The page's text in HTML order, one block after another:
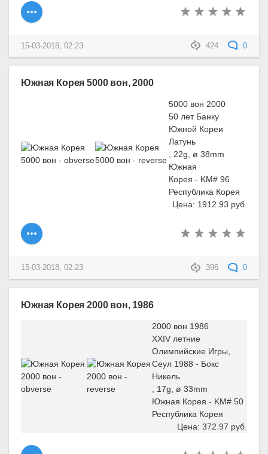
424 0
15-03-2018, 02:23
Южная Корея 5000 вон, 2000
5000 вон 2000
50 лет Банку
Южной Кореи
Латунь
, 22g, ø 38mm
Южная
Корея - KM# 96
Республика Корея
Цена: 1912.93 руб.
396 0
15-03-2018, 02:23
Южная Корея 2000 вон, 1986
2000 вон 1986
XXIV летние
Олимпийские Игры,
Сеул 1988 - Бокс
Никель
, 17g, ø 33mm
Южная Корея - KM# 50
Республика Корея
Цена: 372.97 руб.